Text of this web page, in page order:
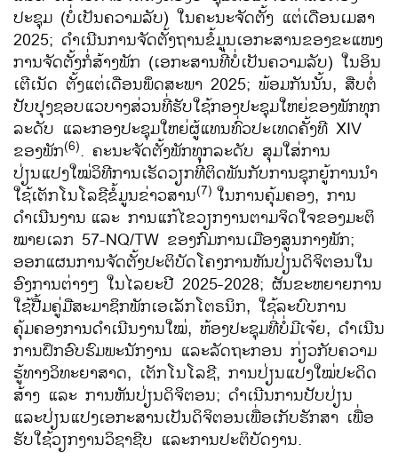
ປະຊຸມ (ບໍ່ເປັນຄວາມລັບ) ໃນຄະນະຈັດຕັ້ງ ແຕ່ເດືອນເມສາ
2025; ດຳເນີນການຈັດຕັ້ງຖານຂໍ້ມູນເອກະສານຂອງຂະແໜງ
ການຈັດຕັ້ງກໍ່ສ້າງພັກ (ເອກະສານທີ່ບໍ່ເປັນຄວາມລັບ) ໃນອິນ
ເຕີເນັດ ຕັ້ງແຕ່ເດືອນພຶດສະພາ 2025; ພ້ອມກັນນັ້ນ, ສືບຕໍ່
ປັບປຸງຊອບແວບາງສ່ວນທີ່ຮັບໃຊ້ກອງປະຊຸມໃຫຍ່ຂອງພັກທຸກ
ລະດັບ ແລະກອງປະຊຸມໃຫຍ່ຜູ້ແທນທົ່ວປະເທດຄັ້ງທີ XIV
ຂອງພັກ(6). ຄະນະຈັດຕັ້ງພັກທຸກລະດັບ ສຸມໃສ່ການ
ປ່ຽນແປງໃໝ່ວິທີການເຮັດວຽກທີ່ຕິດພັນກັບການຊຸກຍູ້ການນຳ
ໃຊ້ເຕັກໂນໂລຊີຂໍ້ມູນຂ່າວສານ(7) ໃນການຄຸ້ມຄອງ, ການ
ດຳເນີນງານ ແລະ ການແກ້ໄຂວຽກງານຕາມຈິດໃຈຂອງມະຕິ
ໝາຍເລກ 57-NQ/TW ຂອງກົມການເມືອງສູນກາງພັກ;
ອອກແຜນການຈັດຕັ້ງປະຕິບັດໂຄງການຫັນປ່ຽນດິຈິຕອນໃນ
ອົງການຕ່າງໆ ໃນໄລຍະປີ 2025-2028; ຜັນຂະຫຍາຍການ
ໃຊ້ປື້ມຄູ່ມືສະມາຊິກພັກເອເລັກໂຕຣນິກ, ໃຊ້ລະບົບການ
ຄຸ້ມຄອງການດຳເນີນງານໃໝ່, ຫ້ອງປະຊຸມທີ່ບໍ່ມີເຈ້ຍ, ດຳເນີນ
ການຝຶກອົບຮົມພະນັກງານ ແລະລັດຖະກອນ ກ່ຽວກັບຄວາມ
ຮູ້ທາງວິທະຍາສາດ, ເຕັກໂນໂລຊີ, ການປ່ຽນແປງໃໝ່ປະດິດ
ສ້າງ ແລະ ການຫັນປ່ຽນດິຈິຕອນ; ດຳເນີນການປັບປ່ຽນ
ແລະປ່ຽນແປງເອກະສານເປັນດິຈິຕອນເພື່ອເກັບຮັກສາ ເພື່ອ
ຮັບໃຊ້ວຽກງານວິຊາຊີບ ແລະການປະຕິບັດງານ.